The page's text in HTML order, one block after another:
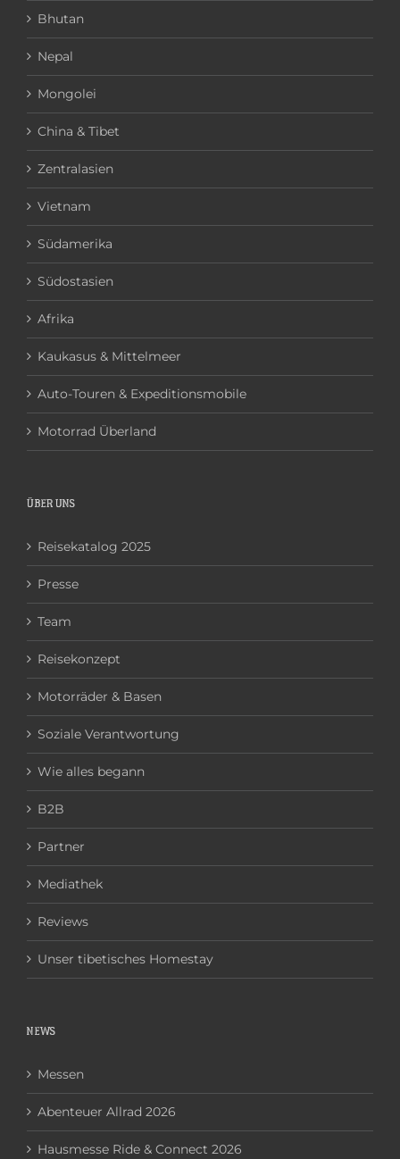
Bhutan
Nepal
Mongolei
China & Tibet
Zentralasien
Vietnam
Südamerika
Südostasien
Afrika
Kaukasus & Mittelmeer
Auto-Touren & Expeditionsmobile
Motorrad Überland
ÜBER UNS
Reisekatalog 2025
Presse
Team
Reisekonzept
Motorräder & Basen
Soziale Verantwortung
Wie alles begann
B2B
Partner
Mediathek
Reviews
Unser tibetisches Homestay
NEWS
Messen
Abenteuer Allrad 2026
Hausmesse Ride & Connect 2026